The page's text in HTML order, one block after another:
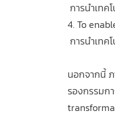
การนำเทค
4. To
การนำเทค
นอกจากนี้
รองกรรมก